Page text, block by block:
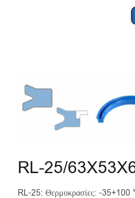
RL-25/
RL-25: Θερμοκρασίες: -35+100